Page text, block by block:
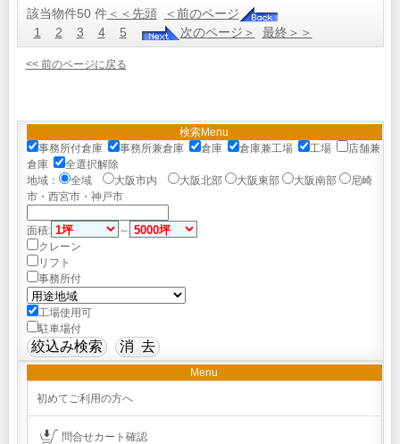
該当物件50 件＜＜先頭
＜前のページ
1
2 3 4 5 次のページ＞ 最終＞＞
<< 前のページに戻る
検索Menu
事務所付倉庫
事務所兼倉庫 倉庫 倉庫兼工場 工場
店舗兼
倉庫
全選択解除
地域：
全域 大阪市内 大阪北部 大阪東部 大阪南部
尼崎
市・西宮市・神戸市
面積:
～
クレーン
リフト
事務所付
工場使用可
駐車場付
Menu
初めてご利用の方へ
問合せカート確認